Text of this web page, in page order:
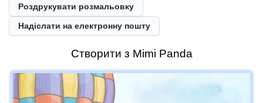
Роздрукувати розмальовку
Надіслати на електронну пошту
Створити з Mimi Panda